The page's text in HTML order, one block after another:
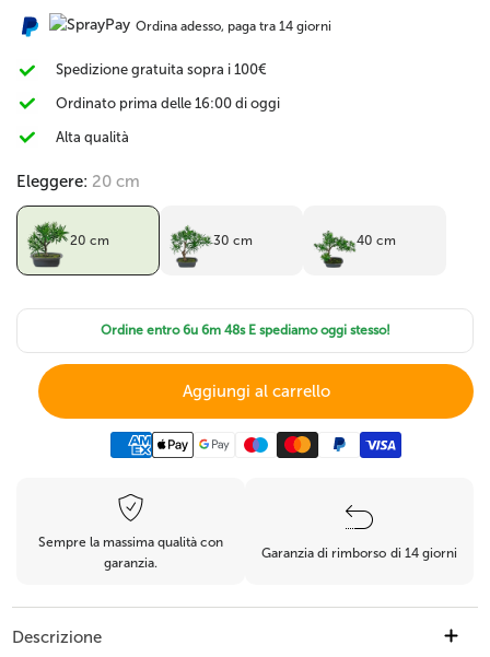
Ordina adesso, paga tra 14 giorni
Spedizione gratuita sopra i 100€
Ordinato prima delle 16:00 di oggi
Alta qualità
Eleggere: 20 cm
20 cm 30 cm 40 cm
Ordine entro6u 6m 48sE spediamo oggi stesso!
Aggiungi al carrello
Sempre la massima qualità con
garanzia.
Garanzia di rimborso di 14 giorni
Descrizione